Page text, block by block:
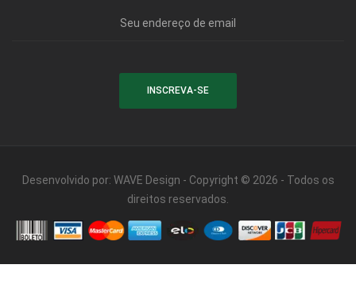
Desenvolvido por: WAVE Design - Copyright © 2026 - Todos os
direitos reservados.